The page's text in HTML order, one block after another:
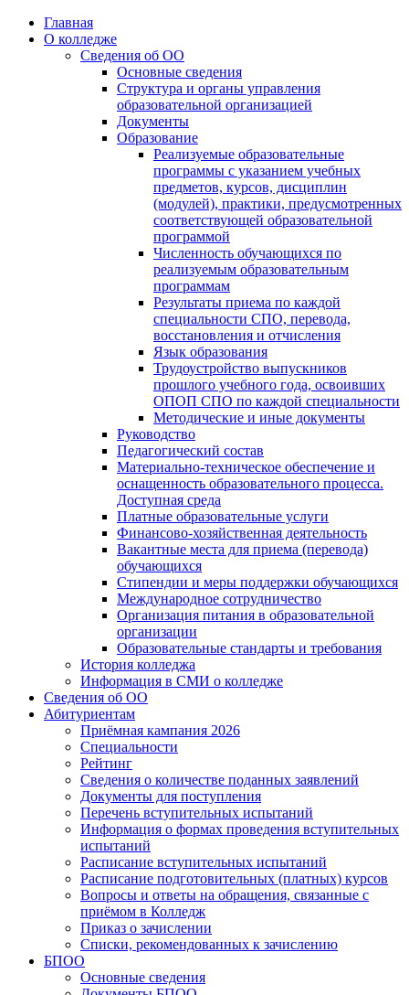
Главная
О колледже
Сведения об ОО
Основные сведения
Структура и органы управления
образовательной организацией
Документы
Образование
Реализуемые образовательные
программы с указанием учебных
предметов, курсов, дисциплин
(модулей), практики, предусмотренных
соответствующей образовательной
программой
Численность обучающихся по
реализуемым образовательным
программам
Результаты приема по каждой
специальности СПО, перевода,
восстановления и отчисления
Язык образования
Трудоустройство выпускников
прошлого учебного года, освоивших
ОПОП СПО по каждой специальности
Методические и иные документы
Руководство
Педагогический состав
Материально-техническое обеспечение и
оснащенность образовательного процесса.
Доступная среда
Платные образовательные услуги
Финансово-хозяйственная деятельность
Вакантные места для приема (перевода)
обучающихся
Стипендии и меры поддержки обучающихся
Международное сотрудничество
Организация питания в образовательной
организации
Образовательные стандарты и требования
История колледжа
Информация в СМИ о колледже
Сведения об ОО
Абитуриентам
Приёмная кампания 2026
Специальности
Рейтинг
Сведения о количестве поданных заявлений
Документы для поступления
Перечень вступительных испытаний
Информация о формах проведения вступительных
испытаний
Расписание вступительных испытаний
Расписание подготовительных (платных) курсов
Вопросы и ответы на обращения, связанные с
приёмом в Колледж
Приказ о зачислении
Списки, рекомендованных к зачислению
БПОО
Основные сведения